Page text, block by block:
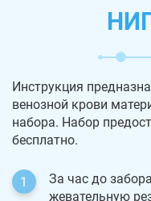
Инструкция
венозной крови
набора. Набор
бесплатно.
За час до
жевательную